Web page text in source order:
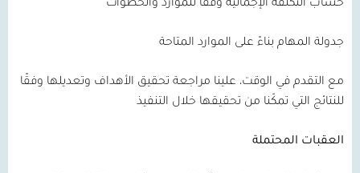
حساب التكلفة الإجمالية وفقًا للموارد والخطوات
جدولة المهام بناءً على الموارد المتاحة
مع التقدم في الوقت، علينا مراجعة تحقيق الأهداف وتعديلها وفقًا
للنتائج التي تمكّنا من تحقيقها خلال التنفيذ
العقبات المحتملة